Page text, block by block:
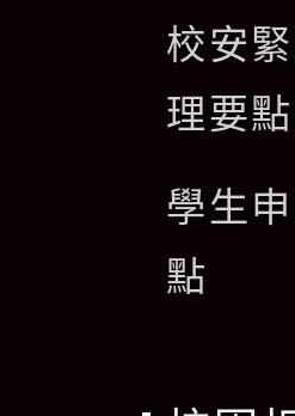
校安
理要點
學生
點